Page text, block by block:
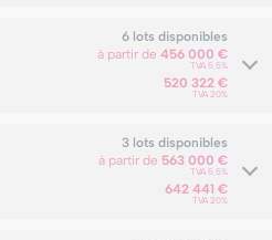
6 lots disponibles
à partir de 456 000 €
TVA 5.5%
520 322 €
TVA 20%
3 lots disponibles
à partir de 563 000 €
TVA 5.5%
642 441 €
TVA 20%